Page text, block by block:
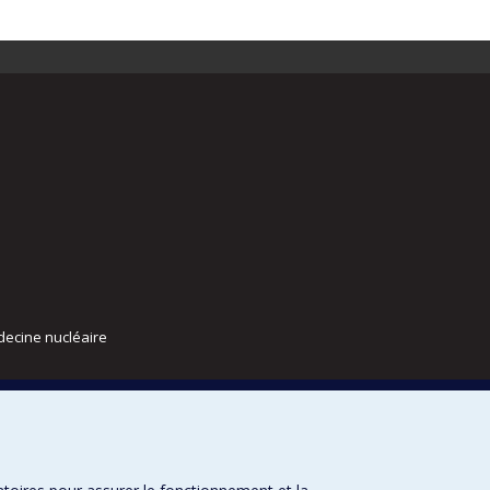
nucléaire